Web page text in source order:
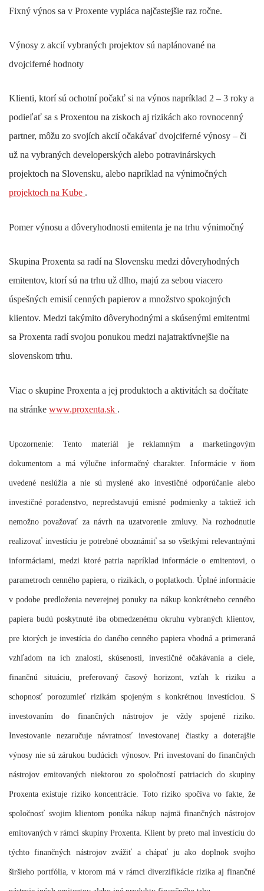
Fixný výnos sa v Proxente vypláca najčastejšie raz ročne.
Výnosy z akcií vybraných projektov sú naplánované na
dvojciferné hodnoty
Klienti, ktorí sú ochotní počakť si na výnos napríklad 2 – 3 roky a
podieľať sa s Proxentou na ziskoch aj rizikách ako rovnocenný
partner, môžu zo svojích akcií očakávať dvojciferné výnosy – či
už na vybraných developerských alebo potravinárskych
projektoch na Slovensku, alebo napríklad na výnimočných
projektoch na Kube .
Pomer výnosu a dôveryhodnosti emitenta je na trhu výnimočný
Skupina Proxenta sa radí na Slovensku medzi dôveryhodných
emitentov, ktorí sú na trhu už dlho, majú za sebou viacero
úspešných emisií cenných papierov a množstvo spokojných
klientov. Medzi takýmito dôveryhodnými a skúsenými emitentmi
sa Proxenta radí svojou ponukou medzi najatraktívnejšie na
slovenskom trhu.
Viac o skupine Proxenta a jej produktoch a aktivitách sa dočítate
na stránke www.proxenta.sk .
Upozornenie: Tento materiál je reklamným a marketingovým
dokumentom a má výlučne informačný charakter. Informácie v ňom
uvedené neslúžia a nie sú myslené ako investičné odporúčanie alebo
investičné poradenstvo, nepredstavujú emisné podmienky a taktiež ich
nemožno považovať za návrh na uzatvorenie zmluvy. Na rozhodnutie
realizovať investíciu je potrebné oboznámiť sa so všetkými relevantnými
informáciami, medzi ktoré patria napríklad informácie o emitentovi, o
parametroch cenného papiera, o rizikách, o poplatkoch. Úplné informácie
v podobe predloženia neverejnej ponuky na nákup konkrétneho cenného
papiera budú poskytnuté iba obmedzenému okruhu vybraných klientov,
pre ktorých je investícia do daného cenného papiera vhodná a primeraná
vzhľadom na ich znalosti, skúsenosti, investičné očakávania a ciele,
finančnú situáciu, preferovaný časový horizont, vzťah k riziku a
schopnosť porozumieť rizikám spojeným s konkrétnou investíciou. S
investovaním do finančných nástrojov je vždy spojené riziko.
Investovanie nezaručuje návratnosť investovanej čiastky a doterajšie
výnosy nie sú zárukou budúcich výnosov. Pri investovaní do finančných
nástrojov emitovaných niektorou zo spoločností patriacich do skupiny
Proxenta existuje riziko koncentrácie. Toto riziko spočíva vo fakte, že
spoločnosť svojim klientom ponúka nákup najmä finančných nástrojov
emitovaných v rámci skupiny Proxenta. Klient by preto mal investíciu do
týchto finančných nástrojov zvážiť a chápať ju ako doplnok svojho
širšieho portfólia, v ktorom má v rámci diverzifikácie rizika aj finančné